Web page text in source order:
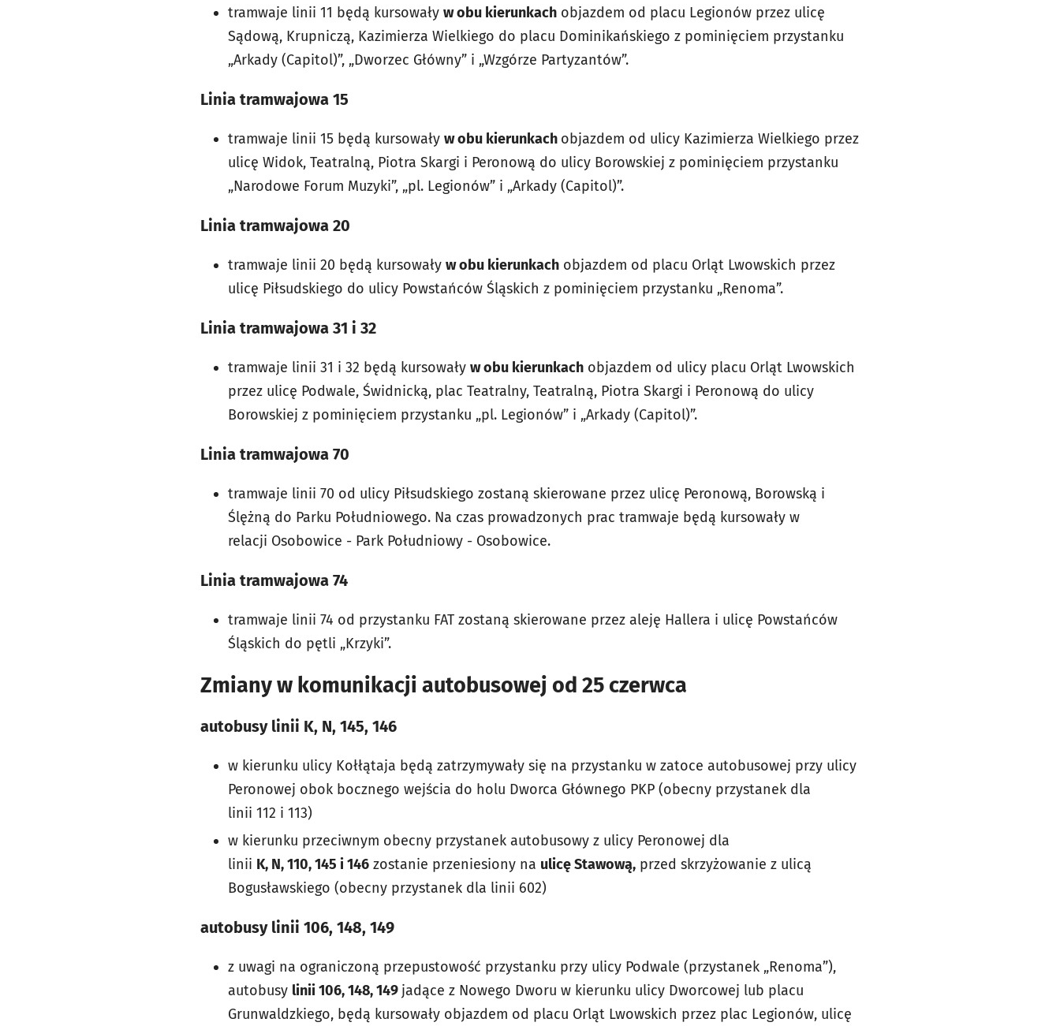
tramwaje linii 11 będą kursowały w obu kierunkach objazdem od placu Legionów przez ulicę
Sądową, Krupniczą, Kazimierza Wielkiego do placu Dominikańskiego z pominięciem przystanku
„Arkady (Capitol)”, „Dworzec Główny” i „Wzgórze Partyzantów”.
Linia tramwajowa 15
tramwaje linii 15 będą kursowały w obu kierunkach objazdem od ulicy Kazimierza Wielkiego przez
ulicę Widok, Teatralną, Piotra Skargi i Peronową do ulicy Borowskiej z pominięciem przystanku
„Narodowe Forum Muzyki”, „pl. Legionów” i „Arkady (Capitol)”.
Linia tramwajowa 20
tramwaje linii 20 będą kursowały w obu kierunkach objazdem od placu Orląt Lwowskich przez
ulicę Piłsudskiego do ulicy Powstańców Śląskich z pominięciem przystanku „Renoma”.
Linia tramwajowa 31 i 32
tramwaje linii 31 i 32 będą kursowały w obu kierunkach objazdem od ulicy placu Orląt Lwowskich
przez ulicę Podwale, Świdnicką, plac Teatralny, Teatralną, Piotra Skargi i Peronową do ulicy
Borowskiej z pominięciem przystanku „pl. Legionów” i „Arkady (Capitol)”.
Linia tramwajowa 70
tramwaje linii 70 od ulicy Piłsudskiego zostaną skierowane przez ulicę Peronową, Borowską i
Ślężną do Parku Południowego. Na czas prowadzonych prac tramwaje będą kursowały w
relacji Osobowice - Park Południowy - Osobowice.
Linia tramwajowa 74
tramwaje linii 74 od przystanku FAT zostaną skierowane przez aleję Hallera i ulicę Powstańców
Śląskich do pętli „Krzyki”.
Zmiany w komunikacji autobusowej od 25 czerwca
autobusy linii K, N, 145, 146
w kierunku ulicy Kołłątaja będą zatrzymywały się na przystanku w zatoce autobusowej przy ulicy
Peronowej obok bocznego wejścia do holu Dworca Głównego PKP (obecny przystanek dla
linii 112 i 113)
w kierunku przeciwnym obecny przystanek autobusowy z ulicy Peronowej dla
linii K, N, 110, 145 i 146 zostanie przeniesiony na ulicę Stawową, przed skrzyżowanie z ulicą
Bogusławskiego (obecny przystanek dla linii 602)
autobusy linii 106, 148, 149
z uwagi na ograniczoną przepustowość przystanku przy ulicy Podwale (przystanek „Renoma”),
autobusy linii 106, 148, 149 jadące z Nowego Dworu w kierunku ulicy Dworcowej lub placu
Grunwaldzkiego, będą kursowały objazdem od placu Orląt Lwowskich przez plac Legionów, ulicę